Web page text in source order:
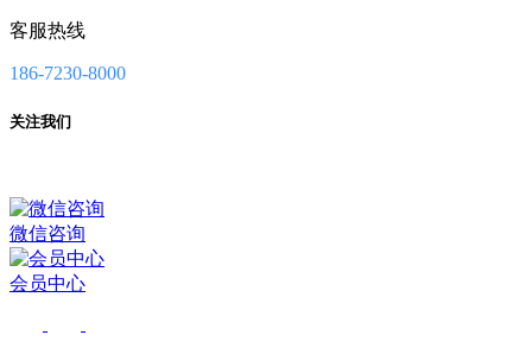
客服热线
186-7230-8000
关注我们
微信咨询
会员中心